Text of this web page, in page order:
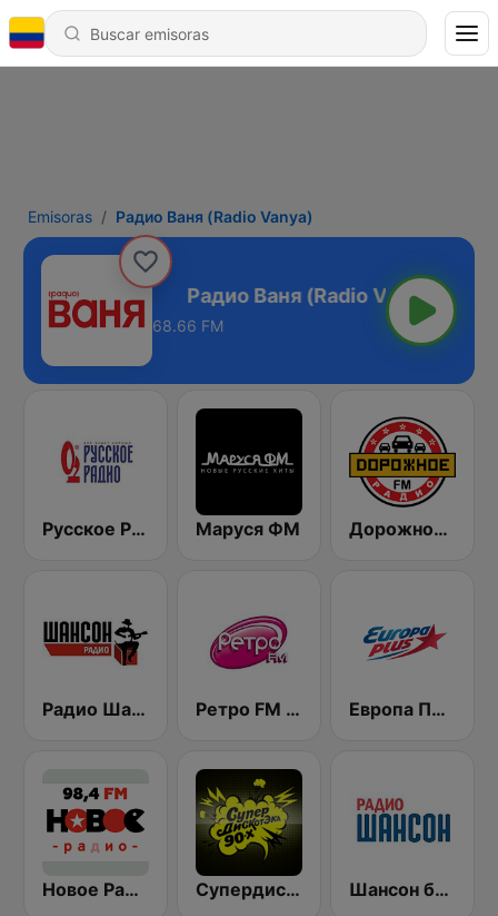
Emisoras Радио Ваня (Radio Vanya)
Vanya)
68.66 FM
Русское Радио Маруся ФМ Дорожное Радио (Dorojnoe Radio)
Радио Шансон (Chanson) Ретро FM (Retro FM) Европа Плюс (Europa Plus)
Новое Радио (New Radio, Novoe Radio) Супердискотека 90х Радио Рекорд (Radio Record 90s Superdisco) Шансон без цензуры (Shanson bez cenzury)